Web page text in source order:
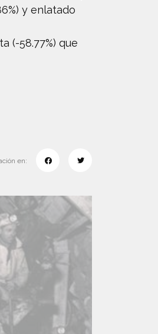
y enlatado
(-58.77%) que
en: